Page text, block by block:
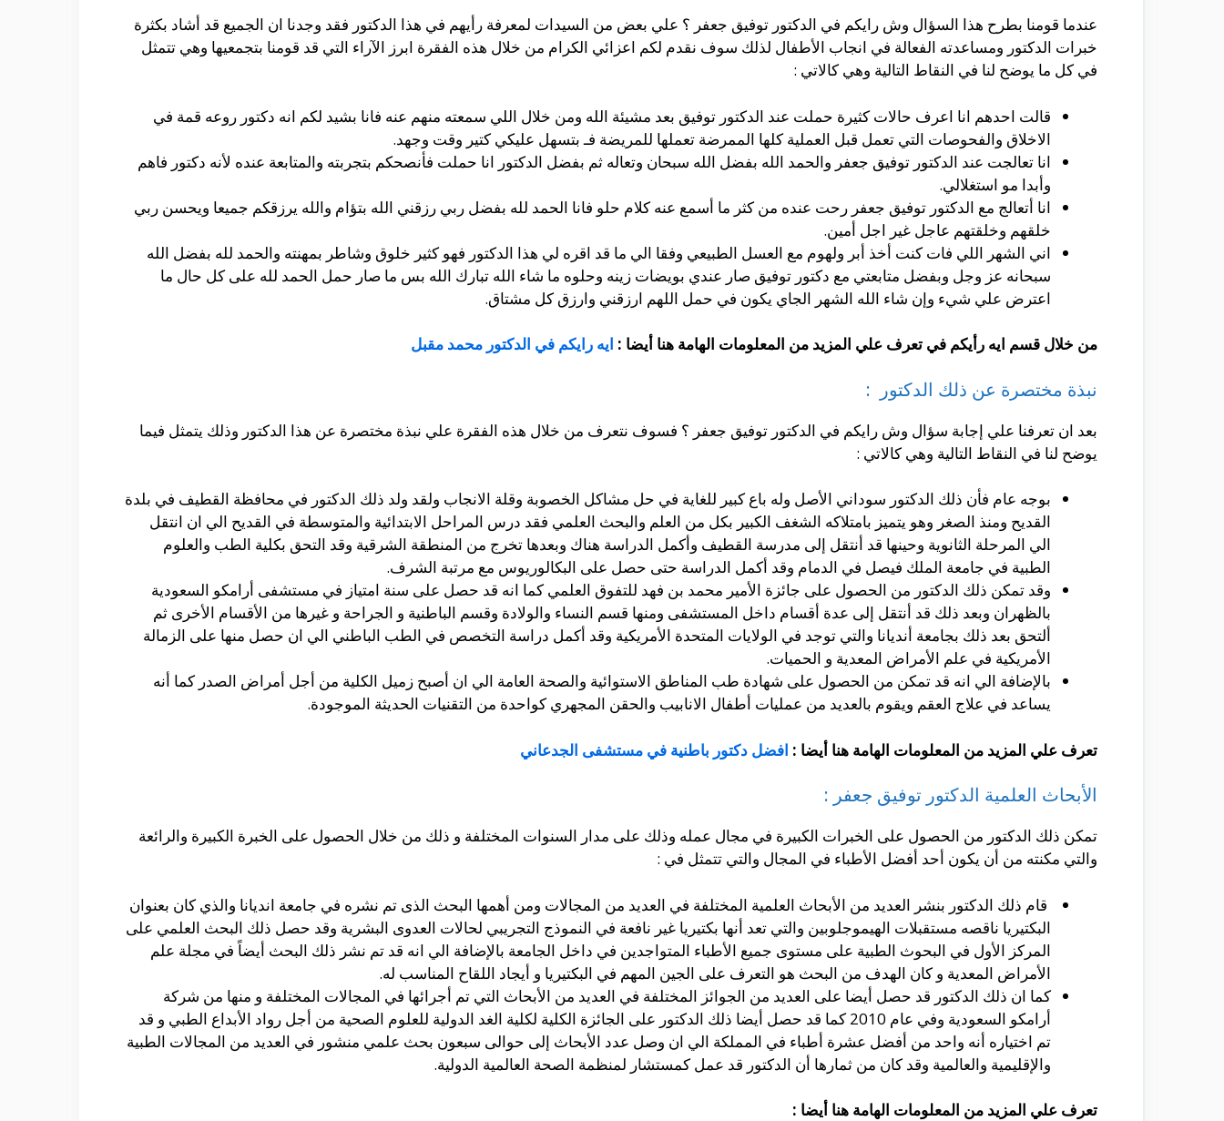
عندما قومنا بطرح هذا السؤال وش رايكم في الدكتور توفيق جعفر ؟ علي بعض من السيدات لمعرفة رأيهم في هذا الدكتور فقد وجدنا ان الجميع قد أشاد بكثرة
خبرات الدكتور ومساعدته الفعالة في انجاب الأطفال لذلك سوف نقدم لكم اعزائي الكرام من خلال هذه الفقرة ابرز الآراء التي قد قومنا بتجمعيها وهي تتمثل
في كل ما يوضح لنا في النقاط التالية وهي كالاتي :
قالت احدهم انا اعرف حالات كثيرة حملت عند الدكتور توفيق بعد مشيئة الله ومن خلال اللي سمعته منهم عنه فانا بشيد لكم انه دكتور روعه قمة في
الاخلاق والفحوصات التي تعمل قبل العملية كلها الممرضة تعملها للمريضة فـ بتسهل عليكي كتير وقت وجهد.
انا تعالجت عند الدكتور توفيق جعفر والحمد الله بفضل الله سبحان وتعاله ثم بفضل الدكتور انا حملت فأنصحكم بتجربته والمتابعة عنده لأنه دكتور فاهم
وأبدا مو استغلالي.
انا أتعالج مع الدكتور توفيق جعفر رحت عنده من كثر ما أسمع عنه كلام حلو فانا الحمد لله بفضل ربي رزقني الله بتؤام والله يرزقكم جميعا ويحسن ربي
خلقهم وخلقتهم عاجل غير اجل أمين.
اني الشهر اللي فات كنت أخذ أبر ولهوم مع العسل الطبيعي وفقا الي ما قد اقره لي هذا الدكتور فهو كثير خلوق وشاطر بمهنته والحمد لله بفضل الله
سبحانه عز وجل وبفضل متابعتي مع دكتور توفيق صار عندي بويضات زينه وحلوه ما شاء الله تبارك الله بس ما صار حمل الحمد لله على كل حال ما
اعترض علي شيء وإن شاء الله الشهر الجاي يكون في حمل اللهم ارزقني وارزق كل مشتاق.
من خلال قسم ايه رأيكم في تعرف علي المزيد من المعلومات الهامة هنا أيضا : ايه رايكم في الدكتور محمد مقبل
نبذة مختصرة عن ذلك الدكتور :
بعد ان تعرفنا علي إجابة سؤال وش رايكم في الدكتور توفيق جعفر ؟ فسوف نتعرف من خلال هذه الفقرة علي نبذة مختصرة عن هذا الدكتور وذلك يتمثل فيما
يوضح لنا في النقاط التالية وهي كالاتي :
بوجه عام فأن ذلك الدكتور سوداني الأصل وله باع كبير للغاية في حل مشاكل الخصوبة وقلة الانجاب ولقد ولد ذلك الدكتور في محافظة القطيف في بلدة
القديح ومنذ الصغر وهو يتميز بامتلاكه الشغف الكبير بكل من العلم والبحث العلمي فقد درس المراحل الابتدائية والمتوسطة في القديح الي ان انتقل
الي المرحلة الثانوية وحينها قد أنتقل إلى مدرسة القطيف وأكمل الدراسة هناك وبعدها تخرج من المنطقة الشرقية وقد التحق بكلية الطب والعلوم
الطبية في جامعة الملك فيصل في الدمام وقد أكمل الدراسة حتى حصل على البكالوريوس مع مرتبة الشرف.
وقد تمكن ذلك الدكتور من الحصول على جائزة الأمير محمد بن فهد للتفوق العلمي كما انه قد حصل على سنة امتياز في مستشفى أرامكو السعودية
بالظهران وبعد ذلك قد أنتقل إلى عدة أقسام داخل المستشفى ومنها قسم النساء والولادة وقسم الباطنية و الجراحة و غيرها من الأقسام الأخرى ثم
ألتحق بعد ذلك بجامعة أنديانا والتي توجد في الولايات المتحدة الأمريكية وقد أكمل دراسة التخصص في الطب الباطني الي ان حصل منها على الزمالة
الأمريكية في علم الأمراض المعدية و الحميات.
بالإضافة الي انه قد تمكن من الحصول على شهادة طب المناطق الاستوائية والصحة العامة الي ان أصبح زميل الكلية من أجل أمراض الصدر كما أنه
يساعد في علاج العقم ويقوم بالعديد من عمليات أطفال الانابيب والحقن المجهري كواحدة من التقنيات الحديثة الموجودة.
تعرف علي المزيد من المعلومات الهامة هنا أيضا : افضل دكتور باطنية في مستشفى الجدعاني
الأبحاث العلمية الدكتور توفيق جعفر :
تمكن ذلك الدكتور من الحصول على الخبرات الكبيرة في مجال عمله وذلك على مدار السنوات المختلفة و ذلك من خلال الحصول على الخبرة الكبيرة والرائعة
والتي مكنته من أن يكون أحد أفضل الأطباء في المجال والتي تتمثل في :
قام ذلك الدكتور بنشر العديد من الأبحاث العلمية المختلفة في العديد من المجالات ومن أهمها البحث الذى تم نشره في جامعة انديانا والذي كان بعنوان
البكتيريا ناقصه مستقبلات الهيموجلوبين والتي تعد أنها بكتيريا غير نافعة في النموذج التجريبي لحالات العدوى البشرية وقد حصل ذلك البحث العلمي على
المركز الأول في البحوث الطبية على مستوى جميع الأطباء المتواجدين في داخل الجامعة بالإضافة الي انه قد تم نشر ذلك البحث أيضاً في مجلة علم
الأمراض المعدية و كان الهدف من البحث هو التعرف على الجين المهم في البكتيريا و أيجاد اللقاح المناسب له.
كما ان ذلك الدكتور قد حصل أيضا على العديد من الجوائز المختلفة في العديد من الأبحاث التي تم أجرائها في المجالات المختلفة و منها من شركة
أرامكو السعودية وفي عام 2010 كما قد حصل أيضا ذلك الدكتور على الجائزة الكلية لكلية الغد الدولية للعلوم الصحية من أجل رواد الأبداع الطبي و قد
تم اختياره أنه واحد من أفضل عشرة أطباء في المملكة الي ان وصل عدد الأبحاث إلى حوالى سبعون بحث علمي منشور في العديد من المجالات الطبية
والإقليمية والعالمية وقد كان من ثمارها أن الدكتور قد عمل كمستشار لمنظمة الصحة العالمية الدولية.
تعرف علي المزيد من المعلومات الهامة هنا أيضا :